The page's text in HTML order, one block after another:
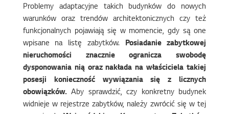
Problemy adaptacyjne takich budynków do nowych
warunków oraz trendów architektonicznych czy też
funkcjonalnych pojawiają się w momencie, gdy są one
wpisane na listę zabytków. Posiadanie zabytkowej
nieruchomości znacznie ogranicza swobodę
dysponowania nią oraz nakłada na właściciela takiej
posesji konieczność wywiązania się z licznych
obowiązków. Aby sprawdzić, czy konkretny budynek
widnieje w rejestrze zabytków, należy zwrócić się w tej